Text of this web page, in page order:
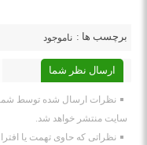
برچسب ها : ناموجود
ارسال نظر شما
نظرات ارسال شده توسط
سایت منتشر خواهد شد.
نظراتی که حاوی تهمت یا